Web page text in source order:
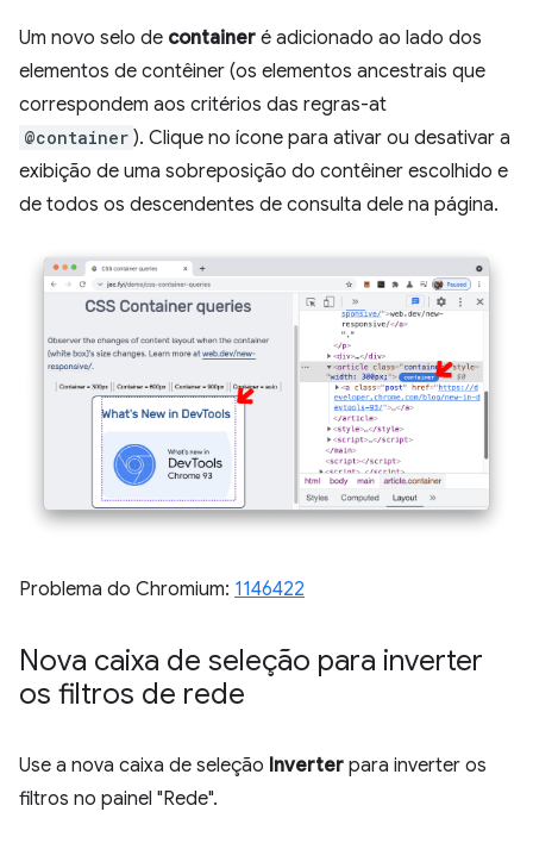
Um novo selo de container é adicionado ao lado dos
elementos de contêiner (os elementos ancestrais que
correspondem aos critérios das regras-at
@container ). Clique no ícone para ativar ou desativar a
exibição de uma sobreposição do contêiner escolhido e
de todos os descendentes de consulta dele na página.
Problema do Chromium: 1146422
Nova caixa de seleção para inverter
os filtros de rede
Use a nova caixa de seleção Inverter para inverter os
filtros no painel "Rede".